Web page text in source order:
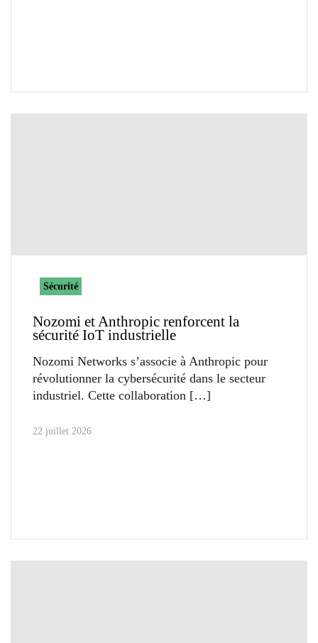
Sécurité
Nozomi et Anthropic renforcent la
sécurité IoT industrielle
Nozomi Networks s’associe à Anthropic pour
révolutionner la cybersécurité dans le secteur
industriel. Cette collaboration
22 juillet 2026